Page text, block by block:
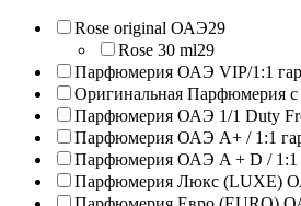
Rose original ОАЭ29
Rose 30 ml29
Парфюмерия ОАЭ VIP/1:1
Оригинальная Парфюмерия с
Парфюмерия ОАЭ 1/1 Duty
Парфюмерия ОАЭ A+ / 1:1
Парфюмерия ОАЭ A + D / 1:1
Парфюмерия Люкс (LUXE)